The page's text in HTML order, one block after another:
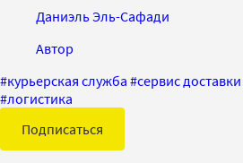
Даниэль Эль-Сафади
Автор
#курьерская служба #сервис доставки
#логистика
Подписаться